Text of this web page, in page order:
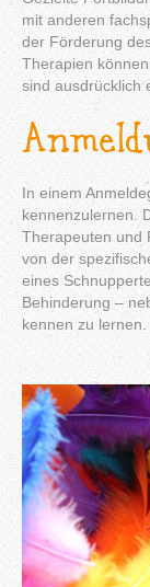
mit anderen
der Förderung
Therapien
sind ausdrücklich
In einem
kennenzulernen.
Therapeuten und
von der
eines
Behinderung –
kennen zu lernen.